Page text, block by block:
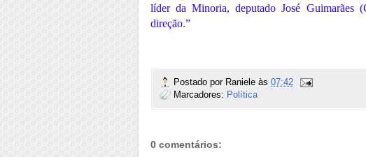
líder da Minoria, deputado José Guimarães
direção.”
Postado por Raniele às 07:42
Marcadores: Política
0 comentários: